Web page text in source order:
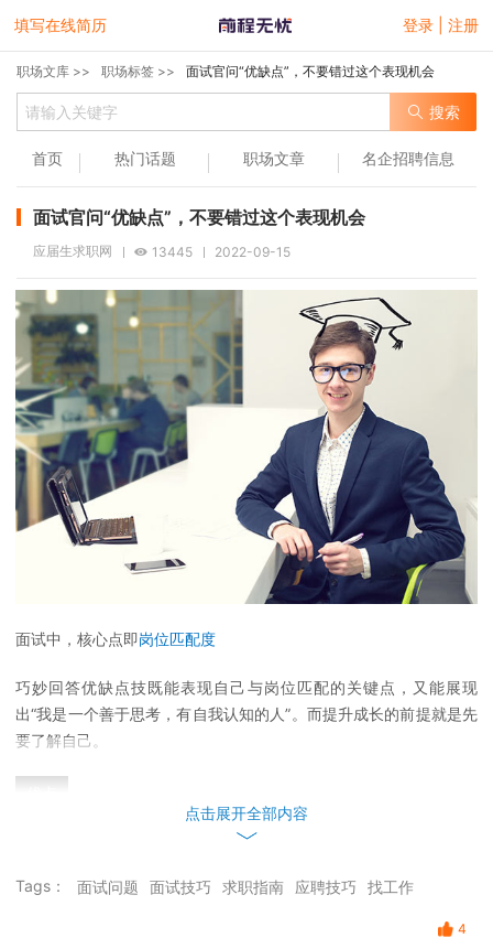
填写在线简历 登录 | 注册
职场文库 >> 职场标签 >> 面试官问“优缺点”，不要错过这个表现机会
搜索
首页 热门话题 职场文章 名企招聘信息
面试官问“优缺点”，不要错过这个表现机会
应届生求职网 13445 2022-09-15
面试中，核心点即岗位匹配度
巧妙回答优缺点技既能表现自己与岗位匹配的关键点，又能展现
出“我是一个善于思考，有自我认知的人”。而提升成长的前提就是先
要了解自己。
任何面试准备都有一套公式：点击展开全部内容
Tags： 面试问题 面试技巧 求职指南 应聘技巧 找工作
4